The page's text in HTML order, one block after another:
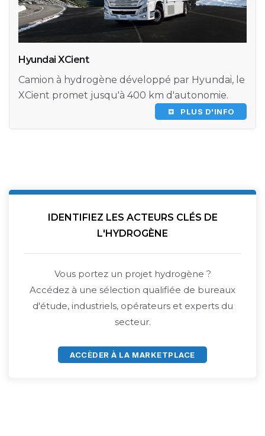
Hyundai XCient
Camion à hydrogène développé par Hyundai, le
XCient promet jusqu'à 400 km d'autonomie.
PLUS D'INFO
IDENTIFIEZ LES ACTEURS CLÉS DE
L'HYDROGÈNE
Vous portez un projet hydrogène ?
Accédez à une sélection qualifiée de bureaux
d'étude, industriels, opérateurs et experts du
secteur.
ACCÈDER À LA MARKETPLACE